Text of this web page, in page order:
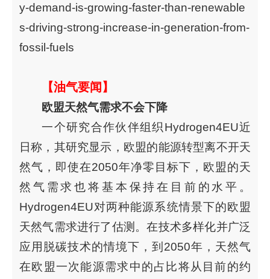
y-demand-is-growing-faster-than-renewable
s-driving-strong-increase-in-generation-from-
fossil-fuels
【油气要闻】
欧盟天然气需求不会下降
一个研究合作伙伴组织Hydrogen4EU近
日称，其研究显示，欧盟的能源转型离不开天
然气，即使在2050年净零目标下，欧盟的天
然气需求也将基本保持在目前的水平。
Hydrogen4EU对两种能源系统情景下的欧盟
天然气需求进行了估测。在技术多样化并广泛
应用脱碳技术的情境下，到2050年，天然气
在欧盟一次能源需求中的占比将从目前的约